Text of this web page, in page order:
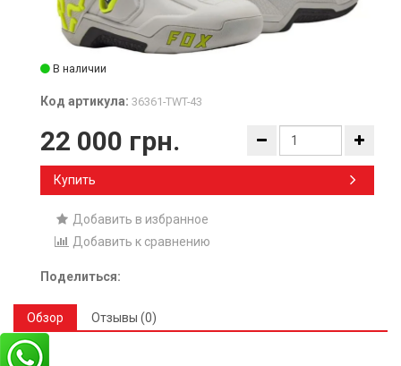
В наличии
Код артикула: 36361-TWT-43
22 000 грн.
Купить
Добавить в избранное
Добавить к сравнению
Поделиться:
Обзор Отзывы (0)